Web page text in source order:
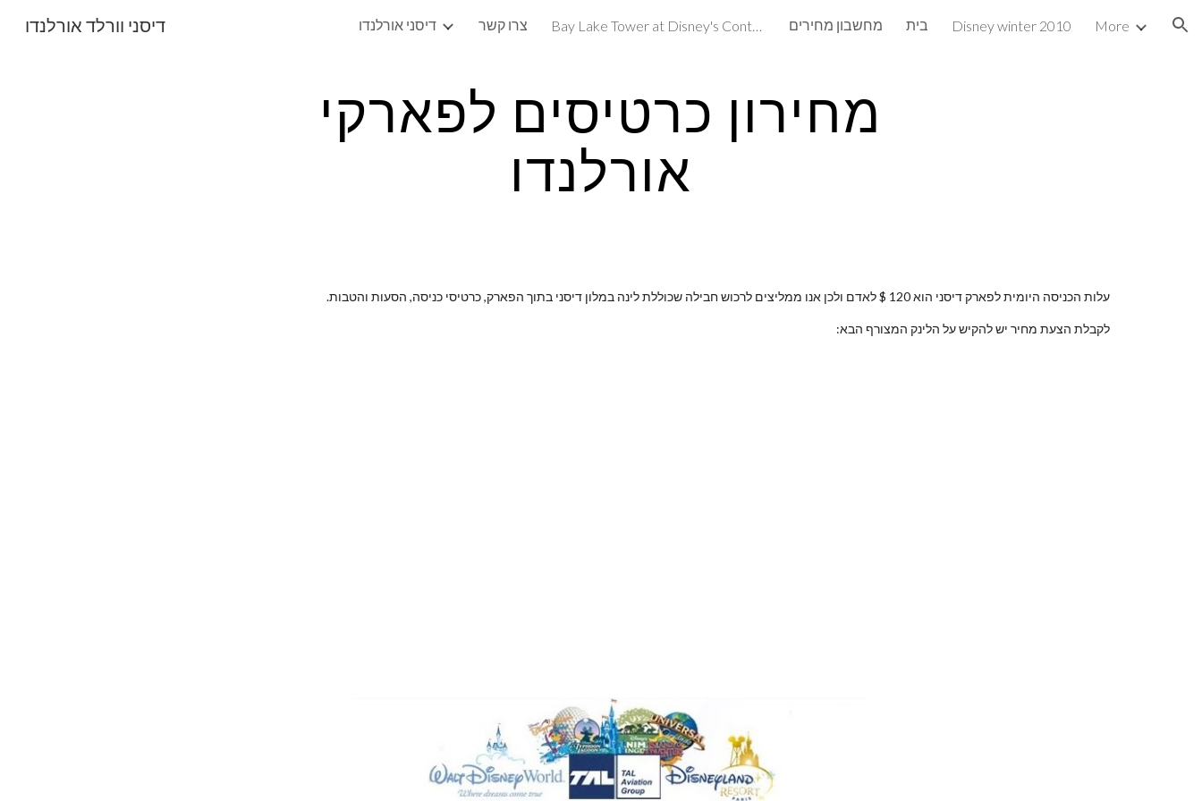
Skip to main content Skip to navigation דיסני וורלד אורלנדו דיסני אורלנדו צרו קשר מחשבון מחירים בית Disney winter 2010 More
מחירון כרטיסים לפארקי
אורלנדו
עלות הכניסה היומית לפארק דיסני הוא 120 $ לאדם ולכן אנו ממליצים לרכוש חבילה שכוללת לינה במלון דיסני בתוך הפארק, כרטיסי כניסה, הסעות והטבות.
לקבלת הצעת מחיר יש להקיש על הלינק המצורף הבא: